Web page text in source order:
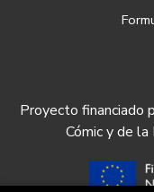
Proyecto financiado
Cómic y de